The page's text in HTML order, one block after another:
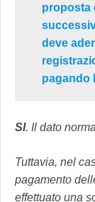
proposta
deve
pagando
SI. Il dato
Tuttavia, nel
pagamento
effettuato una